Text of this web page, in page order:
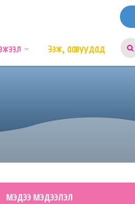
Ээж, аавуудад
МЭДЭЭ МЭДЭЭЛЭЛ